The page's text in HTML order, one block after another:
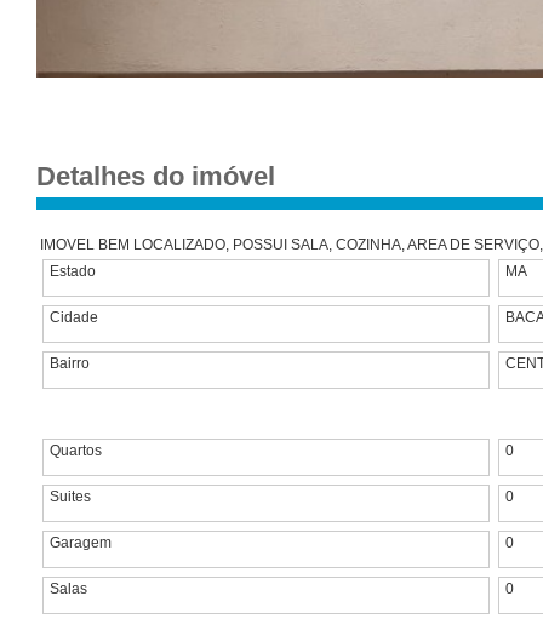
Detalhes do imóvel
IMOVEL BEM LOCALIZADO, POSSUI SALA, COZINHA, AREA DE
Estado
MA
Cidade
Bairro
Quartos 0
Suites 0
Garagem 0
Salas 0